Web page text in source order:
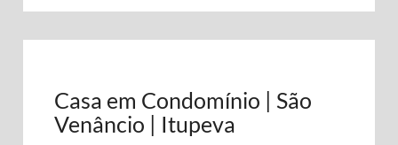
Casa em Condomínio | São
Venâncio | Itupeva